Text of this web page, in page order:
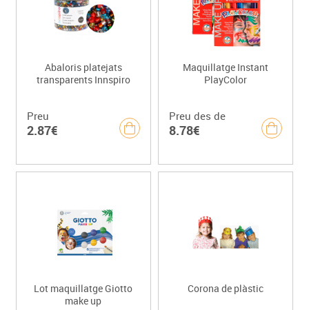
Abaloris platejats
transparents Innspiro
Preu
2.87€
Maquillatge Instant
PlayColor
Preu des de
8.78€
Lot maquillatge Giotto
make up
Corona de plàstic